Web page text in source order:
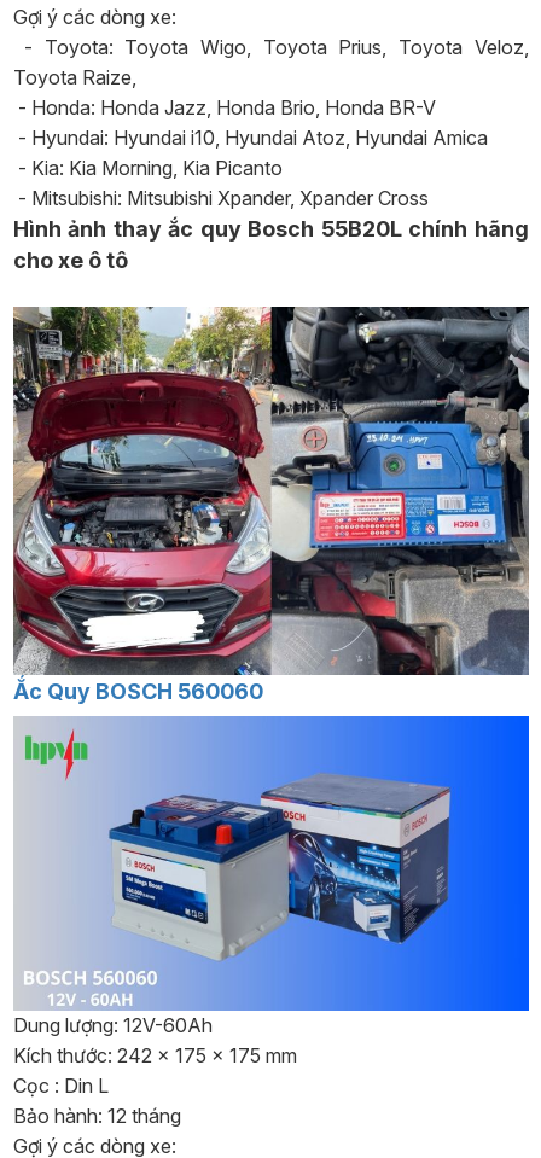
Gợi ý các dòng xe:
- Toyota: Toyota Wigo, Toyota Prius, Toyota Veloz,
Toyota Raize,
- Honda: Honda Jazz, Honda Brio, Honda BR-V
- Hyundai: Hyundai i10, Hyundai Atoz, Hyundai Amica
- Kia: Kia Morning, Kia Picanto
- Mitsubishi: Mitsubishi Xpander, Xpander Cross
Hình ảnh thay ắc quy Bosch 55B20L chính hãng
cho xe ô tô
Ắc Quy BOSCH 560060
Dung lượng: 12V-60Ah
Kích thước: 242 x 175 x 175 mm
Cọc : Din L
Bảo hành: 12 tháng
Gợi ý các dòng xe: